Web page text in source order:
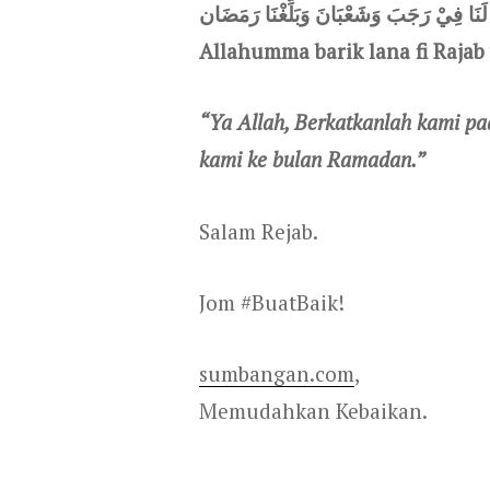
لَنَا فِيْ رَجَبَ وَشَعْبَانَ وَبَلِّغْنَا رَمَضَان
Allahumma barik lana fi
“Ya Allah, Berkatkanlah kami
kami ke bulan Ramadan.”
Salam Rejab.
Jom #BuatBaik!
sumbangan.com,
Memudahkan Kebaikan.